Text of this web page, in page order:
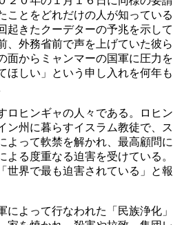
ことをどれだけの人が知っている
起きたクーデターの予兆を示して
、外務省前で声を上げていた彼ら
面からミャンマーの国軍に圧力を
ほしい」という申し入れを何年も
ロヒンギャの人々である。ロヒン
ン州に暮らすイスラム教徒で、ス
よって軟禁を解かれ、最高顧問に
よる度重なる迫害を受けている。
世界で最も迫害されている」と報
よって行なわれた「民族浄化」